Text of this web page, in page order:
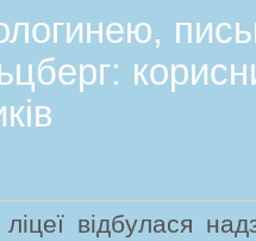
відбулася